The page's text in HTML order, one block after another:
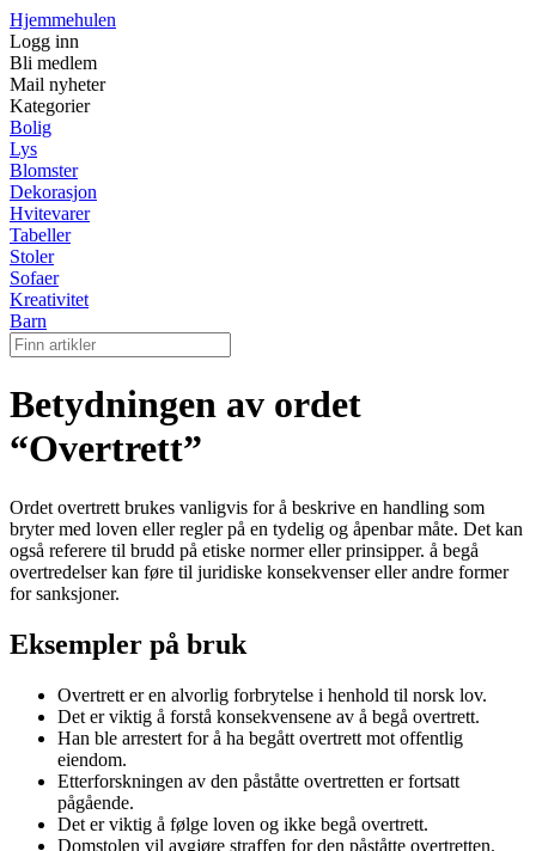
Hjemmehulen
Logg inn
Bli medlem
Mail nyheter
Kategorier
Bolig
Lys
Blomster
Dekorasjon
Hvitevarer
Tabeller
Stoler
Sofaer
Kreativitet
Barn
Betydningen av ordet
“Overtrett”
Ordet overtrett brukes vanligvis for å beskrive en handling som
bryter med loven eller regler på en tydelig og åpenbar måte. Det kan
også referere til brudd på etiske normer eller prinsipper. å begå
overtredelser kan føre til juridiske konsekvenser eller andre former
for sanksjoner.
Eksempler på bruk
Overtrett er en alvorlig forbrytelse i henhold til norsk lov.
Det er viktig å forstå konsekvensene av å begå overtrett.
Han ble arrestert for å ha begått overtrett mot offentlig
eiendom.
Etterforskningen av den påståtte overtretten er fortsatt
pågående.
Det er viktig å følge loven og ikke begå overtrett.
Domstolen vil avgjøre straffen for den påståtte overtretten.